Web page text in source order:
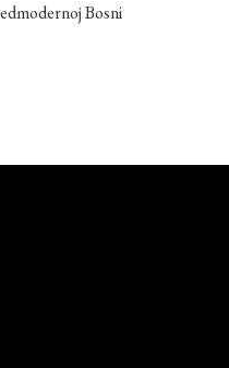
Bosni